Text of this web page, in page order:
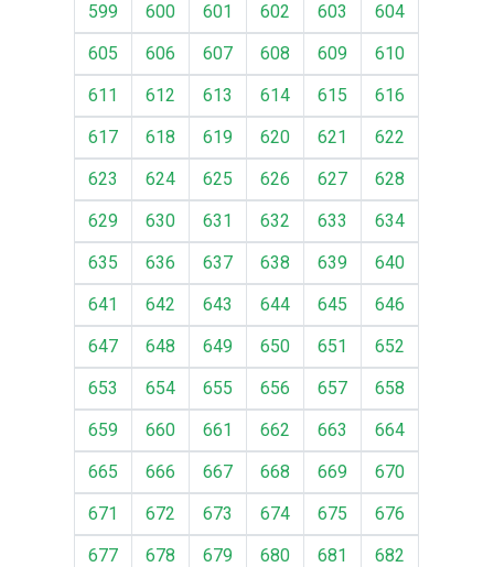
599
600 601 602 603
604
605
606 607 608 609
610
611
612 613 614 615
616
617
618 619 620 621
622
623
624 625 626 627
628
629
630 631 632 633
634
635
636 637 638 639
640
641
642 643 644 645
646
647
648 649 650 651
652
653
654 655 656 657
658
659
660 661 662 663
664
665
666 667 668 669
670
671
672 673 674 675
676
677
678 679 680 681
682